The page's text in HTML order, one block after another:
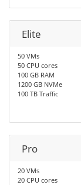
Elite
50 VMs
50 CPU cores
100 GB RAM
1200 GB NVMe
100 TB Traffic
Pro
20 VMs
20 CPU cores